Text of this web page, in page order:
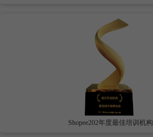
Shopee202年度最佳培训机构